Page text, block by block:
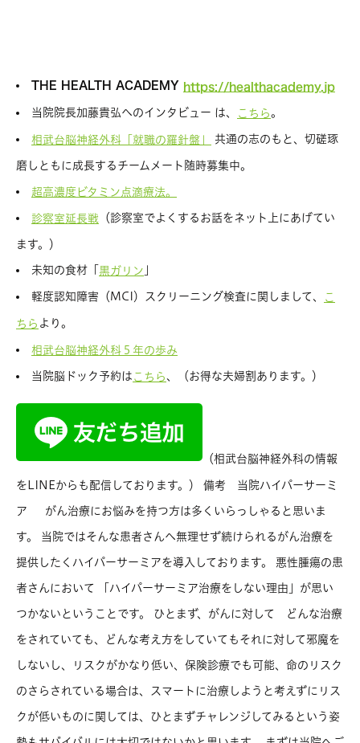
THE HEALTH ACADEMY https://healthacademy.jp
当院院長加藤貴弘へのインタビュー は、 こちら 。
相武台脳神経外科「就職の羅針盤」 共通の志のもと、切磋琢
磨しともに成長するチームメート随時募集中。
超高濃度ビタミン点滴療法。
診察室延長戦 （診察室でよくするお話をネット上にあげてい
ます。）
未知の食材「 黒ガリン
軽度認知障害（MCI）スクリーニング検査に関しまして、 こ
ちら より。
相武台脳神経外科５年の歩み
当院脳ドック予約は こちら、（お得な夫婦割あります。）
（相武台脳神経外科の情報
をLINEからも配信しております。） 備考 当院ハイパーサーミ
ア がん治療にお悩みを持つ方は多くいらっしゃると思いま
す。 当院ではそんな患者さんへ無理せず続けられるがん治療を
提供したくハイパーサーミアを導入しております。 悪性腫瘍の患
者さんにおいて 「ハイパーサーミア治療をしない理由」が思い
つかないということです。 ひとまず、がんに対して どんな治療
をされていても、どんな考え方をしていてもそれに対して邪魔を
しないし、リスクがかなり低い、保険診療でも可能、命のリスク
のさらされている場合は、スマートに治療しようと考えずにリス
クが低いものに関しては、ひとまずチャレンジしてみるという姿